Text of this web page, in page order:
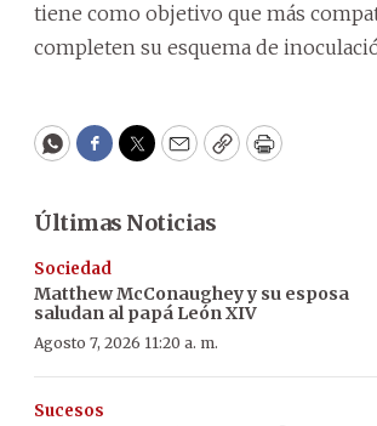
tiene como objetivo que más
completen su esquema de
WhatsApp
Facebook
Twitter
EmailCopyPrint
Últimas Noticias
Sociedad
Matthew McConaughey y su esposa
saludan al papá León XIV
Agosto 7, 2026 11:20 a. m.
Sucesos